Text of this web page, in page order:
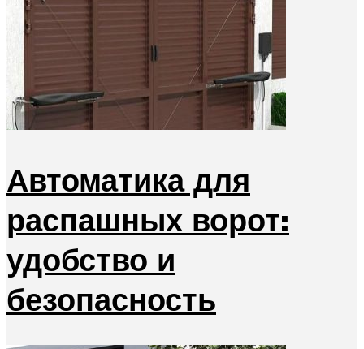
Автоматика для
распашных ворот:
удобство и
безопасность